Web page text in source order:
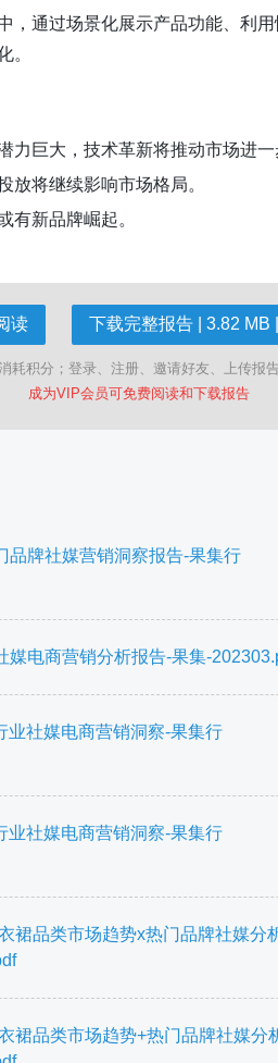
，通过场景化展示产品功能、利
。
力巨大，技术革新将推动市场进
放将继续影响市场格局。
有新品牌崛起。
读 下载完整报告 | 3.82 MB
耗积分；登录、注册、邀请好友、上传报
成为VIP会员可免费阅读和下载报告
品牌社媒营销洞察报告-果集行
媒电商营销分析报告-果集-
业社媒电商营销洞察-果集行
业社媒电商营销洞察-果集行
裙品类市场趋势x热门品牌社媒分
裙品类市场趋势+热门品牌社媒分